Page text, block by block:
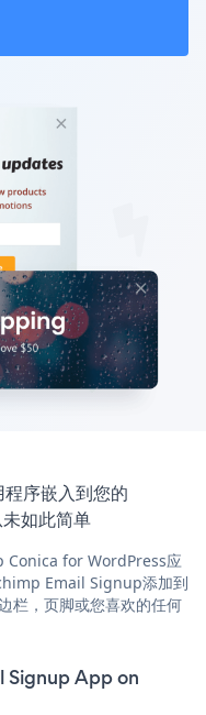
序嵌入到您的
如此简单
for WordPress应
Email Signup添加到
栏，页脚或您喜欢的任何
Signup App on